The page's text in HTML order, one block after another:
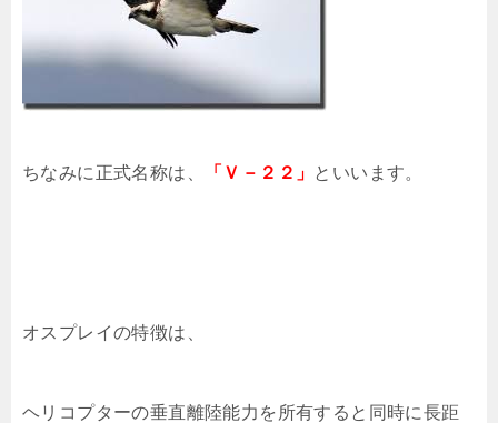
ちなみに正式名称は、 「Ｖ－２２」 といいます。
オスプレイの特徴は、
ヘリコプターの垂直離陸能力を所有すると同時に長距